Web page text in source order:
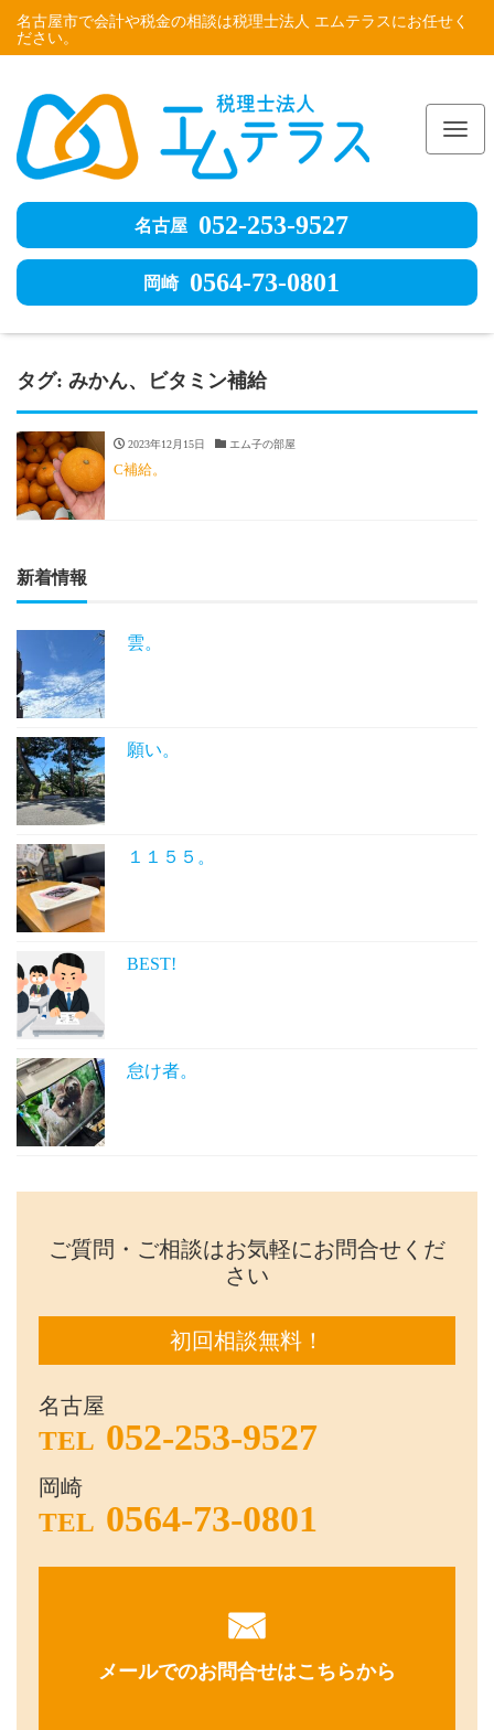
名古屋市で会計や税金の相談は税理士法人 エムテラスにお任せく
ださい。
名古屋 052-253-9527
岡崎 0564-73-0801
タグ: みかん、ビタミン補給
2023年12月15日 エム子の部屋
C補給。
新着情報
雲。
願い。
１１５５。
BEST!
怠け者。
ご質問・ご相談はお気軽にお問合せくだ
さい
初回相談無料！
名古屋
TEL 052-253-9527
岡崎
TEL 0564-73-0801
メールでのお問合せはこちらから